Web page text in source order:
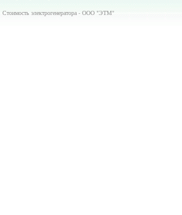
Стоимость электрогенератора - ООО "ЭТМ"